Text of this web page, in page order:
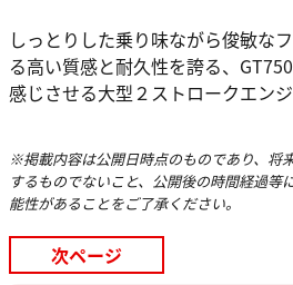
しっとりした乗り味ながら俊敏な
る高い質感と耐久性を誇る、
感じさせる大型２ストロークエン
※掲載内容は公開日時点のものであり、将
するものでないこと、公開後の時間経過等
能性があることをご了承ください。
次ページ